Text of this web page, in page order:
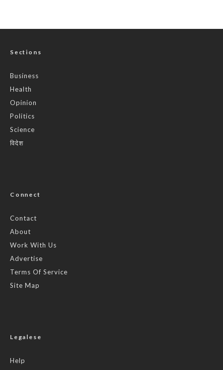
Sections
Business
Health
Opinion
Politics
Science
विदेश
Connect
Contact
About
Work With Us
Advertise
Terms Of Service
Site Map
Legalese
Help